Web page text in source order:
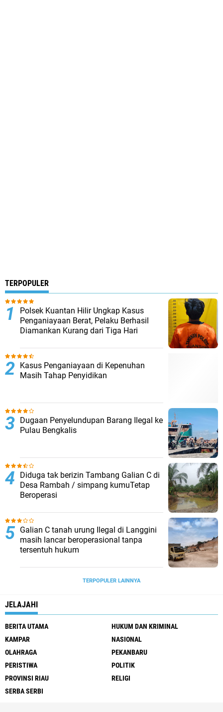
Polsek Kuantan Hilir Ungkap Kasus
Penganiayaan Berat, Pelaku Berhasil
Diamankan Kurang dari Tiga Hari
Kasus Penganiayaan di Kepenuhan
Masih Tahap Penyidikan
Dugaan Penyelundupan Barang Ilegal ke
Pulau Bengkalis
Desa Rambah / simpang kumuTetap
Galian C tanah urung Ilegal di Langgini
masih lancar beroperasional tanpa
tersentuh hukum
TERPOPULER LAINNYA